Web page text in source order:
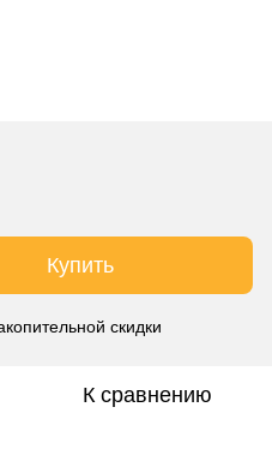
Купить
скидки
К сравнению